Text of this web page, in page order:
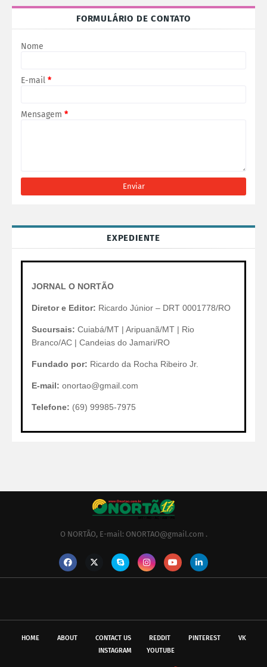
FORMULÁRIO DE CONTATO
Nome
E-mail *
Mensagem *
EXPEDIENTE
JORNAL O NORTÃO
Diretor e Editor: Ricardo Júnior – DRT 0001778/RO
Sucursais: Cuiabá/MT | Aripuanã/MT | Rio
Branco/AC | Candeias do Jamari/RO
Fundado por: Ricardo da Rocha Ribeiro Jr.
E-mail: onortao@gmail.com
Telefone: (69) 99985-7975
O NORTÃO, E-mail: ONORTAO@gmail.com .
HOME ABOUT CONTACT US REDDIT PINTEREST
VK
INSTAGRAM
YOUTUBE